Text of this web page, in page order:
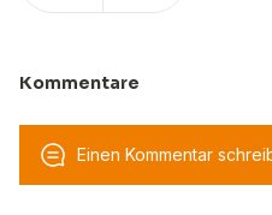
Kommentare
Einen Kommentar